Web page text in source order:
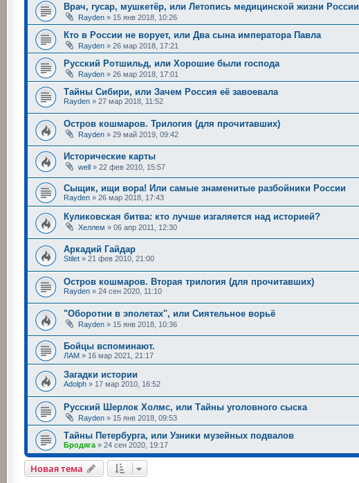
Врач, гусар, мушкетёр, или Летопись медицинской жизни России
Rayden » 15 янв 2018, 10:26
Кто в России не ворует, или Два сына императора Павла
Rayden » 26 мар 2018, 17:21
Русский Ротшильд, или Хорошие были господа
Rayden » 26 мар 2018, 17:01
Тайны Сибири, или Зачем Россия её завоевала
Rayden » 27 мар 2018, 11:52
Остров кошмаров. Трилогия (для прочитавших)
Rayden » 29 май 2019, 09:42
Исторические карты
well » 22 фев 2010, 15:57
Сыщик, ищи вора! Или самые знаменитые разбойники России
Rayden » 26 мар 2018, 17:43
Куликовская битва: кто лучше изгаляется над историей?
Хеллем » 06 апр 2011, 12:30
Аркадий Гайдар
Stilet » 21 фев 2010, 21:00
Остров кошмаров. Вторая трилогия (для прочитавших)
Rayden » 24 сен 2020, 11:10
"Оборотни в эполетах", или Сиятельное ворьё
Rayden » 15 янв 2018, 10:36
Бойцы вспоминают.
ЛАМ » 16 мар 2021, 21:17
Загадки истории
Adolph » 17 мар 2010, 16:52
Русский Шерлок Холмс, или Тайны уголовного сыска
Rayden » 15 янв 2018, 09:53
Тайны Петербурга, или Узники музейных подвалов
Бродяга » 24 сен 2020, 19:17
Новая тема